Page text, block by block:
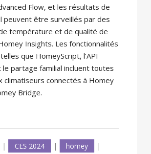
Flow, et les résultats de
peuvent être surveillés par des
température et de qualité de
Insights. Les fonctionnalités
que HomeyScript, l’API
partage familial incluent toutes
climatiseurs connectés à Homey
Bridge.
| CES 2024 | homey
|